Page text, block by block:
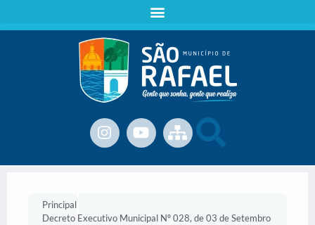
Principal
Decreto Executivo Municipal Nº 028, de 03 de Setembro